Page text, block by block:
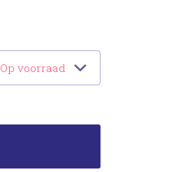
Op voorraad